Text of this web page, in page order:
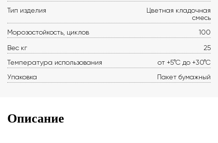
Тип изделия
Цветная кладочная
смесь
Морозостойкость, циклов
100
Вес кг
25
Температура использования
от +5°С до +30°С
Упаковка
Пакет бумажный
Описание